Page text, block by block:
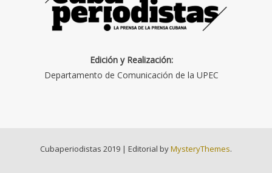
Edición y Realización:
Departamento de Comunicación de la UPEC
Cubaperiodistas 2019 | Editorial byMysteryThemes.